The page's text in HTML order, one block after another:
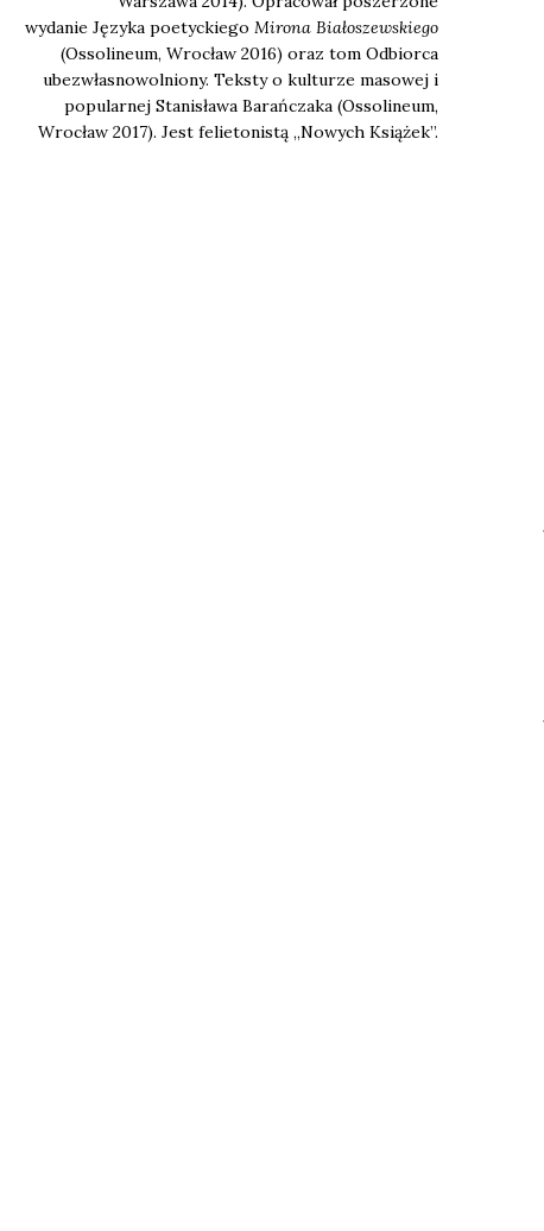
wydanieJęzyka poetyckiego Mirona Białoszewskiego
(Ossolineum, Wrocław 2016) oraz tomOdbiorca
ubezwłasnowolniony. Teksty o kulturze masowej i
popularnejStanisława Barańczaka (Ossolineum,
Wrocław 2017). Jest felietonistą „Nowych Książek”.